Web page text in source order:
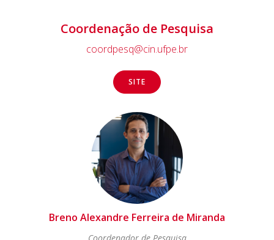
Coordenação de Pesquisa
coordpesq@cin.ufpe.br
SITE
Breno Alexandre Ferreira de Miranda
Coordenador de Pesquisa